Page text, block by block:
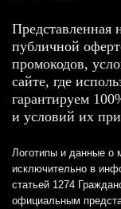
Представленная
публичной
промокодов,
сайте, где
гарантируем
и условий их
Логотипы и данные о
исключительно в
статьей 1274
официальным